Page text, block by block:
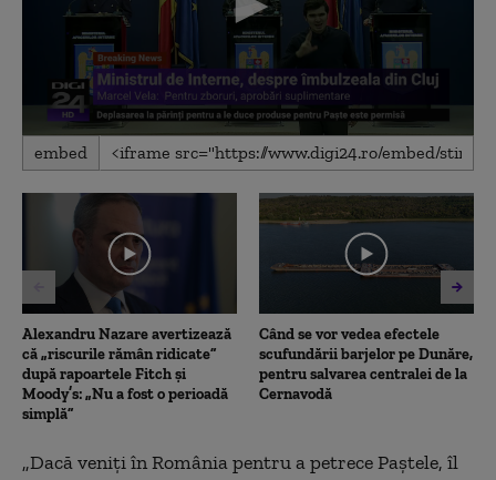
0
seconds
5
minutes,
seconds
embed
Alexandru Nazare avertizează
că „riscurile rămân ridicate”
după rapoartele Fitch și
Moody’s: „Nu a fost o perioadă
simplă”
Când se vor vedea efectele
scufundării barjelor pe Dunăre,
pentru salvarea centralei de la
Cernavodă
„Dacă veniţi în România pentru a petrece Paştele, îl